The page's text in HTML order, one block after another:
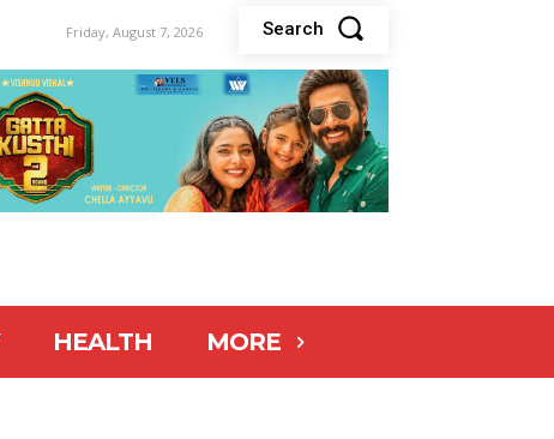
Friday, August 7, 2026 Search
HEALTH MORE